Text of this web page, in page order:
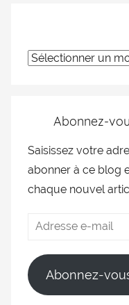
Abonnez-
Saisissez votre
abonner à ce blog
chaque nouvel
Abonnez-